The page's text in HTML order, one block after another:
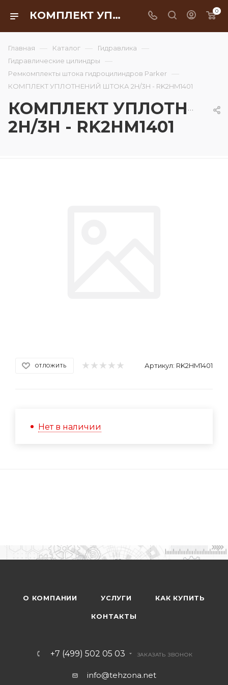
КОМПЛЕКТ УПЛОТНЕНИЙ ШТОКА 2H/3H - RK2HM1401 0
Главная — Каталог — Гидравлика —
Гидравлические цилиндры —
Ремкомплекты штока гидроцилиндров Parker —
КОМПЛЕКТ УПЛОТНЕНИЙ ШТОКА 2H/3H - RK2HM1401
КОМПЛЕКТ
2H/3H - RK2HM1401
ОТЛОЖИТЬ Артикул: RK2HM1401
Нет в наличии
О КОМПАНИИ УСЛУГИ КАК КУПИТЬ
КОНТАКТЫ
+7 (499) 502 05 03 ЗАКАЗАТЬ ЗВОНОК
info@tehzona.net